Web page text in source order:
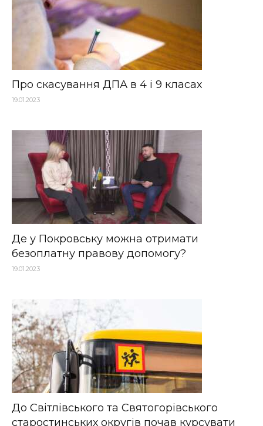
Про скасування ДПА в 4 і 9 класах
19.01.2023
Де у Покровську можна отримати
безоплатну правову допомогу?
19.01.2023
До Світлівського та Святогорівського
старостинських округів почав курсувати